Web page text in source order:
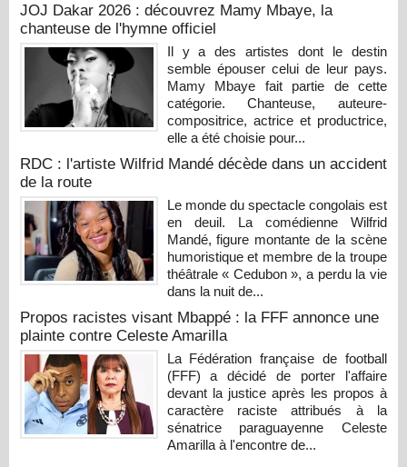
JOJ Dakar 2026 : découvrez Mamy Mbaye, la
chanteuse de l'hymne officiel
Il y a des artistes dont le destin
semble épouser celui de leur pays.
Mamy Mbaye fait partie de cette
catégorie. Chanteuse, auteure-
compositrice, actrice et productrice,
elle a été choisie pour...
RDC : l'artiste Wilfrid Mandé décède dans un accident
de la route
Le monde du spectacle congolais est
en deuil. La comédienne Wilfrid
Mandé, figure montante de la scène
humoristique et membre de la troupe
théâtrale « Cedubon », a perdu la vie
dans la nuit de...
Propos racistes visant Mbappé : la FFF annonce une
plainte contre Celeste Amarilla
La Fédération française de football
(FFF) a décidé de porter l'affaire
devant la justice après les propos à
caractère raciste attribués à la
sénatrice paraguayenne Celeste
Amarilla à l'encontre de...